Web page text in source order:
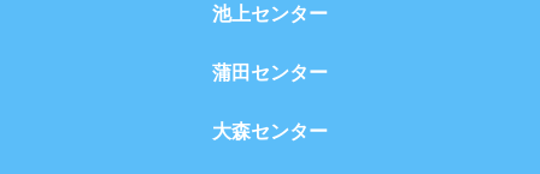
池上センター
蒲田センター
大森センター